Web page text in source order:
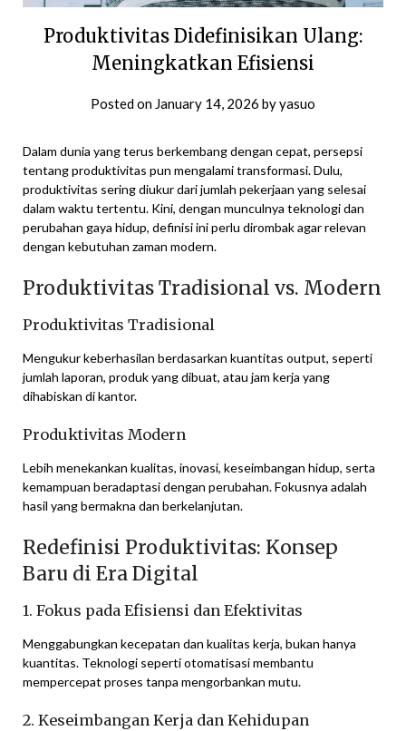
Produktivitas Didefinisikan Ulang:
Meningkatkan Efisiensi
Posted on January 14, 2026 byyasuo
Dalam dunia yang terus berkembang dengan cepat, persepsi
tentang produktivitas pun mengalami transformasi. Dulu,
produktivitas sering diukur dari jumlah pekerjaan yang selesai
dalam waktu tertentu. Kini, dengan munculnya teknologi dan
perubahan gaya hidup, definisi ini perlu dirombak agar relevan
dengan kebutuhan zaman modern.
Produktivitas Tradisional vs. Modern
Produktivitas Tradisional
Mengukur keberhasilan berdasarkan kuantitas output, seperti
jumlah laporan, produk yang dibuat, atau jam kerja yang
dihabiskan di kantor.
Produktivitas Modern
Lebih menekankan kualitas, inovasi, keseimbangan hidup, serta
kemampuan beradaptasi dengan perubahan. Fokusnya adalah
hasil yang bermakna dan berkelanjutan.
Redefinisi Produktivitas: Konsep
Baru di Era Digital
1. Fokus pada Efisiensi dan Efektivitas
Menggabungkan kecepatan dan kualitas kerja, bukan hanya
kuantitas. Teknologi seperti otomatisasi membantu
mempercepat proses tanpa mengorbankan mutu.
2. Keseimbangan Kerja dan Kehidupan